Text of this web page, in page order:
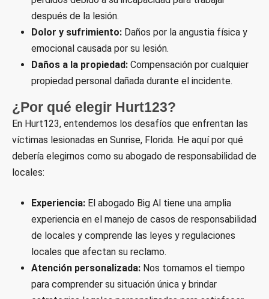
después de la lesión.
Dolor y sufrimiento: Daños por la angustia física y
emocional causada por su lesión.
Daños a la propiedad: Compensación por cualquier
propiedad personal dañada durante el incidente.
¿Por qué elegir Hurt123?
En Hurt123, entendemos los desafíos que enfrentan las
víctimas lesionadas en Sunrise, Florida. He aquí por qué
debería elegirnos como su abogado de responsabilidad de
locales:
Experiencia: El abogado Big Al tiene una amplia
experiencia en el manejo de casos de responsabilidad
de locales y comprende las leyes y regulaciones
locales que afectan su reclamo.
Atención personalizada: Nos tomamos el tiempo
para comprender su situación única y brindar